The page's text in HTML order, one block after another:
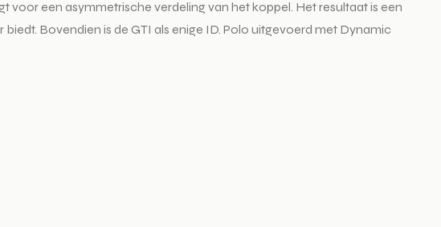
een asymmetrische verdeling van het koppel. Het resultaat is een
Bovendien is de GTI als enige ID. Polo uitgevoerd met Dynamic